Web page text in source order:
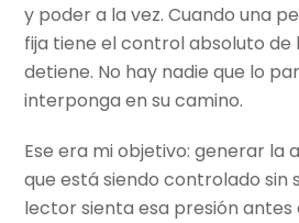
y poder a la vez. Cuando una
fija tiene el control absoluto de
detiene. No hay nadie que lo
interponga en su camino.
Ese era mi objetivo: generar la
que está siendo controlado sin
lector sienta esa presión